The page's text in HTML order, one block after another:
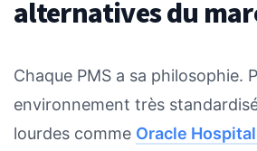
alternatives du
Chaque PMS a sa philosophie.
environnement très
lourdes comme Oracle